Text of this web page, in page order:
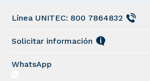
Línea UNITEC: 800 7864832
Solicitar información
WhatsApp